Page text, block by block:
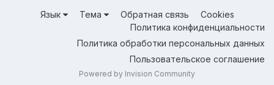
Язык Тема Обратная связь
Cookies
Политика конфиденциальности
Политика обработки персональных данных
Пользовательское соглашение
Powered by Invision Community